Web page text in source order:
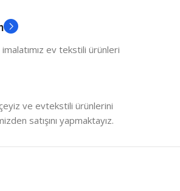
ev tekstili ürünleri
ve evtekstili ürünlerini
satışını yapmaktayız.